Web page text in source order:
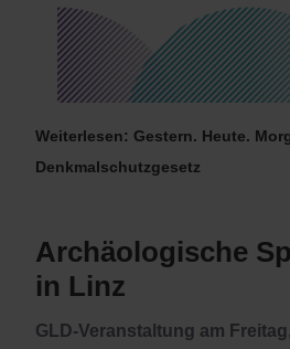
Weiterlesen: Gestern. Heute.
Denkmalschutzgesetz
Archäologische
in Linz
GLD-Veranstaltung am